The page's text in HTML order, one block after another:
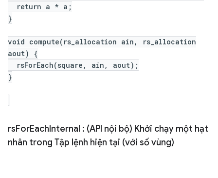
return a * a;
}
void compute(rs_allocation ain, rs_allocation
aout) {
rsForEach(square, ain, aout);
}
rsForEach Internal : (API nội bộ) Khởi chạy một hạt
nhân trong Tập lệnh hiện tại (với số vùng)